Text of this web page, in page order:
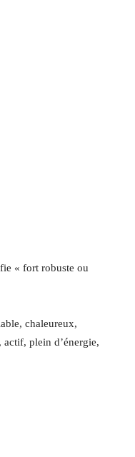
« fort robuste ou
chaleureux,
plein d’énergie,